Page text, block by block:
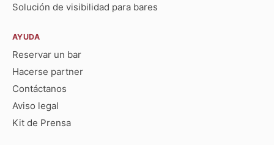
Solución de visibilidad para bares
AYUDA
Reservar un bar
Hacerse partner
Contáctanos
Aviso legal
Kit de Prensa